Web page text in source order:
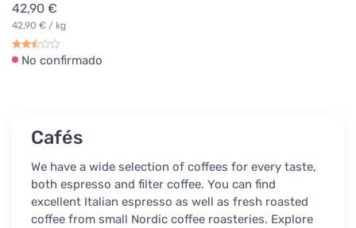
42,90 €
42,90 € / kg
No confirmado
Cafés
We have a wide selection of coffees for every taste,
both espresso and filter coffee. You can find
excellent Italian espresso as well as fresh roasted
coffee from small Nordic coffee roasteries. Explore